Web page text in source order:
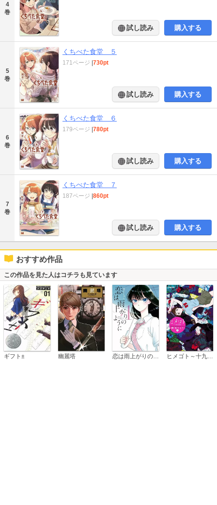
4
巻
試し読み 購入する
5
巻
くちべた食堂 ５
171ページ |730pt
試し読み 購入する
6
巻
くちべた食堂 ６
179ページ |780pt
試し読み 購入する
7
巻
くちべた食堂 ７
187ページ |860pt
試し読み 購入する
おすすめ作品
この作品を見た人はコチラも見ています
ギフト± 幽麗塔 ヒメゴト～十九歳の制服～